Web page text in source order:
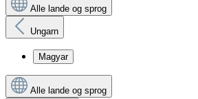
Alle lande og sprog
Ungarn
Magyar
Alle lande og sprog